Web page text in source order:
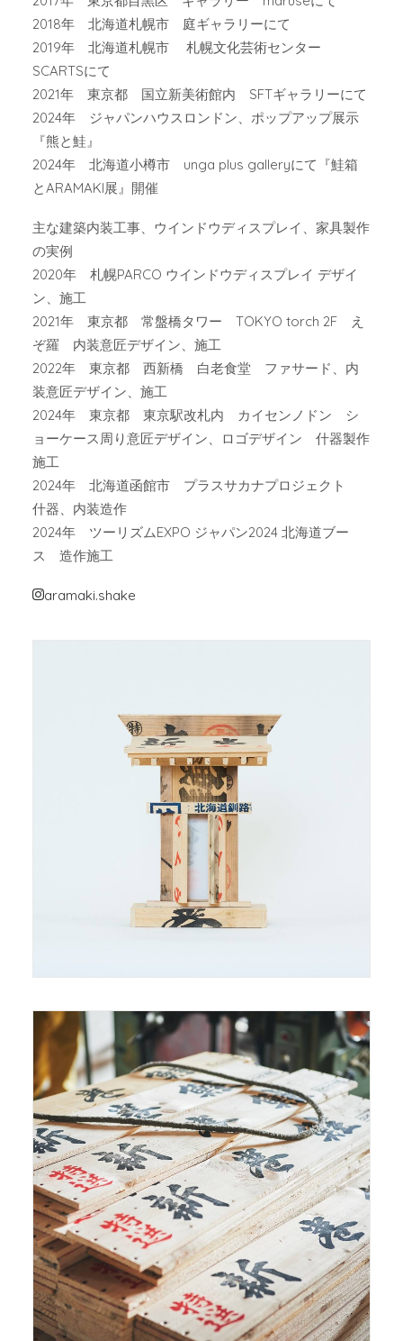
2018年 北海道札幌市 庭ギャラリーにて
2019年 北海道札幌市 札幌文化芸術センター
SCARTSにて
2021年 東京都 国立新美術館内 SFTギャラリーにて
2024年 ジャパンハウスロンドン、ポップアップ展示
『熊と鮭』
2024年 北海道小樽市 unga plus galleryにて『鮭箱
とARAMAKI展』開催
主な建築内装工事、ウインドウディスプレイ、家具製作
の実例
2020年 札幌PARCO ウインドウディスプレイ デザイ
ン、施工
2021年 東京都 常盤橋タワー TOKYO torch 2F え
ぞ羅 内装意匠デザイン、施工
2022年 東京都 西新橋 白老食堂 ファサード、内
装意匠デザイン、施工
2024年 東京都 東京駅改札内 カイセンノドン シ
ョーケース周り意匠デザイン、ロゴデザイン 什器製作
施工
2024年 北海道函館市 プラスサカナプロジェクト
什器、内装造作
2024年 ツーリズムEXPO ジャパン2024 北海道ブー
ス 造作施工
aramaki.shake